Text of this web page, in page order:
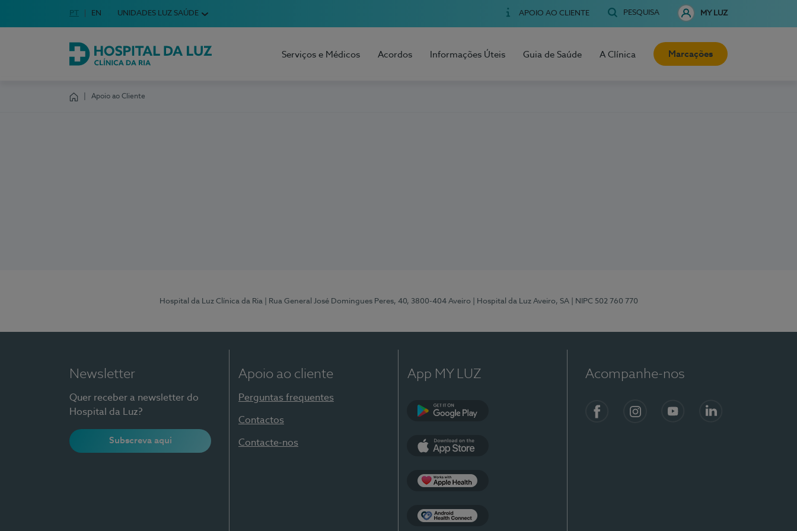
Escolha o seu idioma
Idioma em Português
PT English Language
EN UNIDADES LUZ SAÚDE APOIO AO CLIENTE PESQUISA MY LUZ
Hospital da Luz Clínica da Ria
Serviços e Médicos Acordos Informações Úteis Guia de Saúde A Clínica Marcações
Apoio ao Cliente
Hospital da Luz Clínica da Ria | Rua General José Domingues Peres, 40, 3800-404 Aveiro | Hospital da Luz Aveiro, SA | NIPC 502 760 770
Newsletter
Quer receber a newsletter do
Hospital da Luz?
Subscreva aqui
Apoio ao cliente
Perguntas frequentes
Contactos
Contacte-nos
App MY LUZ Acompanhe-nos